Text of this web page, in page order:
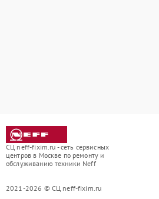
СЦ neff-fixim.ru - сеть сервисных
центров в Москве по ремонту и
обслуживанию техники Neff
2021-2026 © СЦ neff-fixim.ru